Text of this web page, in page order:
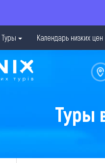
Туры Календарь низких цен
Туры